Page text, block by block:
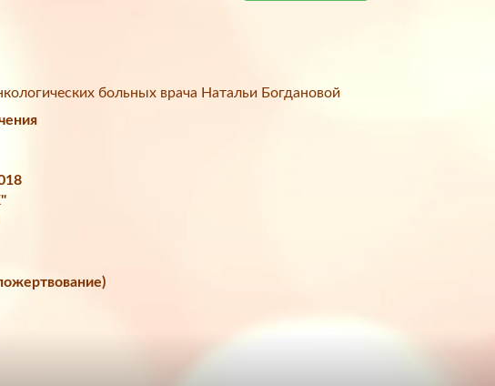
больных врача Натальи Богдановой